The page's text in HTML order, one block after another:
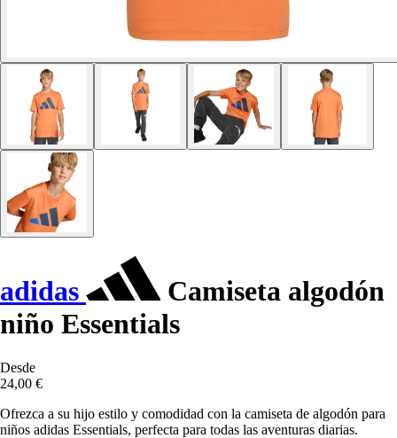
adidas
Camiseta algodón
niño Essentials
Desde
24,00 €
Ofrezca a su hijo estilo y comodidad con la camiseta de algodón para
niños adidas Essentials, perfecta para todas las aventuras diarias.